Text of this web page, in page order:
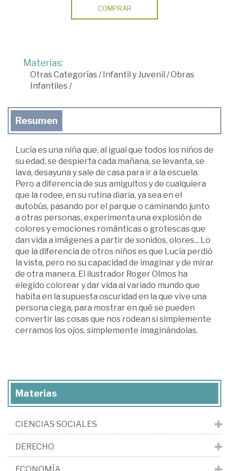
COMPRAR
Materias:
Otras Categorías /Infantil y Juvenil /Obras
Infantiles /
Resumen
Lucía es una niña que, al igual que todos los niños de
su edad, se despierta cada mañana, se levanta, se
lava, desayuna y sale de casa para ir a la escuela.
Pero a diferencia de sus amiguitos y de cualquiera
que la rodee, en su rutina diaria, ya sea en el
autobús, pasando por el parque o caminando junto
a otras personas, experimenta una explosión de
colores y emociones románticas o grotescas que
dan vida a imágenes a partir de sonidos, olores... Lo
que la diferencia de otros niños es que Lucía perdió
la vista, pero no su capacidad de imaginar y de mirar
de otra manera. El ilustrador Roger Olmos ha
elegido colorear y dar vida al variado mundo que
habita en la supuesta oscuridad en la que vive una
persona ciega, para mostrar en qué se pueden
convertir las cosas que nos rodean si simplemente
cerramos los ojos, simplemente imaginándolas.
Materias
CIENCIAS SOCIALES
DERECHO
ECONOMÍA